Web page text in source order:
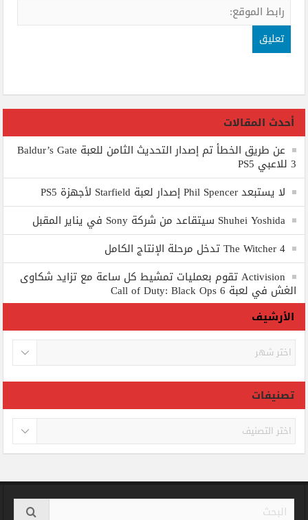
أحدث المقالات
عن طريق الخطأ تم إصدار التحديث الثامن للعبة Baldur’s Gate
3 للاعبي PS5
لا يستبعد Phil Spencer إصدار لعبة Starfield لأجهزة PS5
Shuhei Yoshida سيتقاعد من شركة Sony في يناير المقبل
The Witcher 4 تدخل مرحلة الإنتاج الكامل
Activision تقوم بعمليات تمشيط كل ساعة مع تزايد شكاوى
الغش في لعبة Call of Duty: Black Ops 6
الأرشيف
الأرشيف
تصنيفات
تصنيفات